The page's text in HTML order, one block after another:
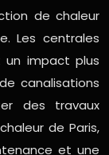
de chaleur
Les centrales
un impact plus
canalisations
des travaux
de Paris,
et une